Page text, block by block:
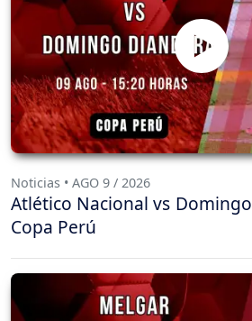
Noticias • AGO 9 / 2026
Atlético Nacional vs
Copa Perú